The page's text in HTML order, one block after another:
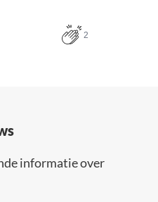
2
informatie over